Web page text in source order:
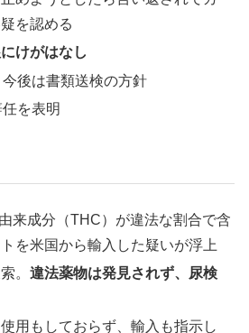
を認める
けがはなし
後は書類送検の方針
を表明
来成分（THC）が違法な割合で含
を米国から輸入した疑いが浮上
。違法薬物は発見されず、尿検
用もしておらず、輸入も指示し